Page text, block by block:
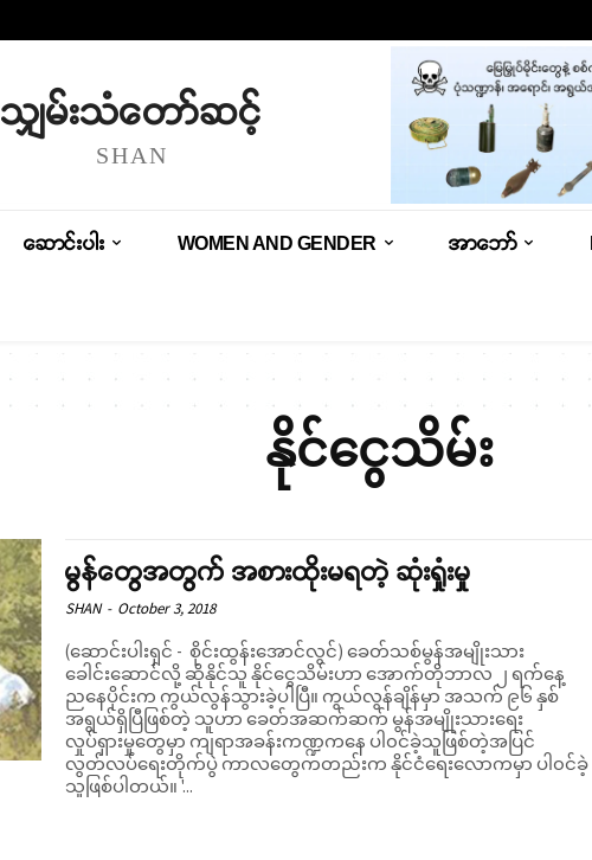
သျှမ်းသံတော်ဆင့်
SHAN
ဆောင်းပါး WOMEN AND GENDER အာဘော်
နိုင်ငွေသိမ်း
မွန်တွေအတွက် အစားထိုးမရတဲ့ ဆုံးရှုံးမှု
SHAN - October 3, 2018
(ဆောင်းပါးရှင် - စိုင်းထွန်းအောင်လွင်) ခေတ်သစ်မွန်အမျိုးသား
ခေါင်းဆောင်လို့ ဆိုနိုင်သူ နိုင်ငွေသိမ်းဟာ အောက်တိုဘာလ ၂ ရက်နေ့
ညနေပိုင်းက ကွယ်လွန်သွားခဲ့ပါပြီ။ ကွယ်လွန်ချိန်မှာ အသက် ၉၆ နှစ်
အရွယ်ရှိပြီဖြစ်တဲ့ သူဟာ ခေတ်အဆက်ဆက် မွန်အမျိုးသားရေး
လှုပ်ရှားမှုတွေမှာ ကျရာအခန်းကဏ္ဍကနေ ပါ၀င်ခဲ့သူဖြစ်တဲ့အပြင်
လွတ်လပ်ရေးတိုက်ပွဲ ကာလတွေကတည်းက နိုင်ငံရေးလောကမှာ ပါ၀င်ခဲ့
သူဖြစ်ပါတယ်။ '...